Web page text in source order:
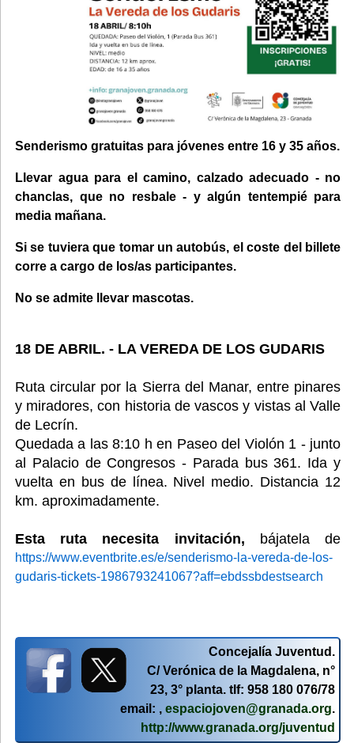
Senderismo gratuitas para jóvenes entre 16 y 35 años.
Llevar agua para el camino, calzado adecuado - no
chanclas, que no resbale - y algún tentempié para
media mañana.
Si se tuviera que tomar un autobús, el coste del billete
corre a cargo de los/as participantes.
No se admite llevar mascotas.
18 DE ABRIL. - LA VEREDA DE LOS GUDARIS
Ruta circular por la Sierra del Manar, entre pinares
y miradores, con historia de vascos y vistas al Valle
de Lecrín.
Quedada a las 8:10 h en Paseo del Violón 1 - junto
al Palacio de Congresos - Parada bus 361. Ida y
vuelta en bus de línea. Nivel medio. Distancia 12
km. aproximadamente.
Esta ruta necesita invitación, bájatela de
https://www.eventbrite.es/e/senderismo-la-vereda-de-los-
gudaris-tickets-1986793241067?aff=ebdssbdestsearch
Concejalía Juventud.
C/ Verónica de la Magdalena, n°
23, 3° planta. tlf: 958 180 076/78
email: , espaciojoven@granada.org.
http://www.granada.org/juventud